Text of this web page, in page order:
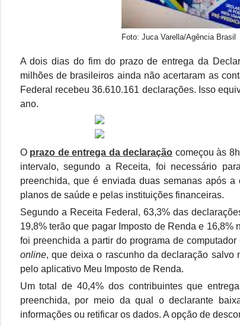
Foto: Juca Varella/Agência Brasil
A dois dias do fim do prazo de entrega da
milhões de brasileiros ainda não acertaram as
Federal recebeu 36.610.161 declarações. Isso
ano.
O prazo de entrega da declaração começou às
intervalo, segundo a Receita, foi necessário
preenchida, que é enviada duas semanas após
planos de saúde e pelas instituições financeiras.
Segundo a Receita Federal, 63,3% das
19,8% terão que pagar Imposto de Renda e 16,8%
foi preenchida a partir do programa de
online, que deixa o rascunho da declaração salvo
pelo aplicativo Meu Imposto de Renda.
Um total de 40,4% dos contribuintes que
preenchida, por meio da qual o declarante
informações ou retificar os dados. A opção de